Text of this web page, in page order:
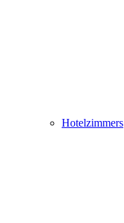
Hotelzimmers